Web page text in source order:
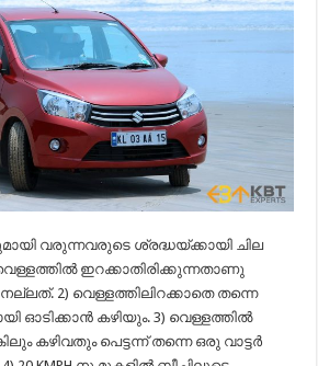
വരുന്നവരുടെ ശ്രദ്ധയ്ക്കായി ചില
ഇറക്കാതിരിക്കുന്നതാണു
2) വെള്ളത്തിലിറക്കാതെ തന്നെ
ഓടിക്കാൻ കഴിയും. 3) വെള്ളത്തിൽ
കഴിവതും പെട്ടന്ന് തന്നെ ഒരു വാട്ടർ